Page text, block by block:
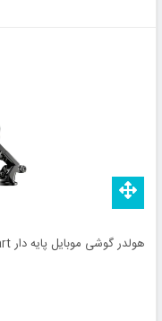
هولدر گوشی موبایل پایه دار V-Smart مدل VS-25 - مشکی - BSA